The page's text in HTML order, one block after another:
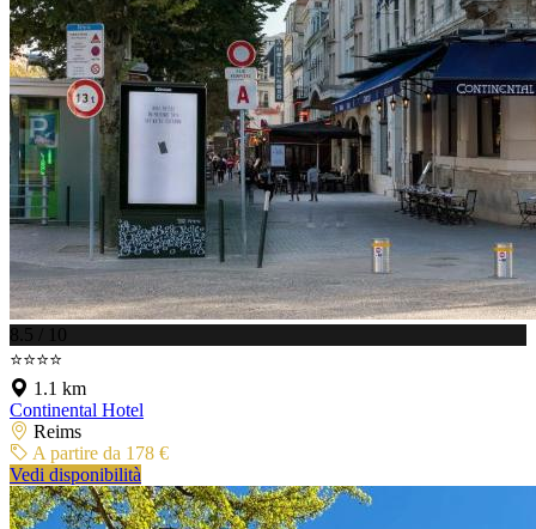
8.5 / 10
⭐⭐⭐⭐
1.1 km
Continental Hotel
Reims
A partire da 178 €
Vedi disponibilità